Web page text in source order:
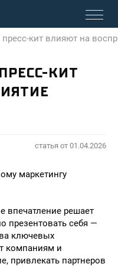
кит влияют на
КИТ
статья от 01.04.2026
маркетингу
впечатление решает
презентовать себя —
ключевых
компаниям и
привлекать партнеров